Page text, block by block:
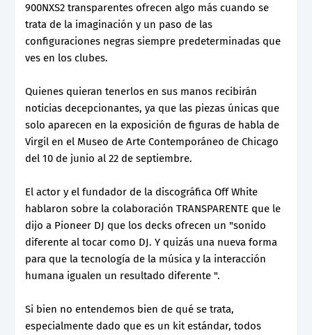
900NXS2 transparentes ofrecen algo más cuando se
trata de la imaginación y un paso de las
configuraciones negras siempre predeterminadas que
ves en los clubes.
Quienes quieran tenerlos en sus manos recibirán
noticias decepcionantes, ya que las piezas únicas que
solo aparecen en la exposición de figuras de habla de
Virgil en el Museo de Arte Contemporáneo de Chicago
del 10 de junio al 22 de septiembre.
El actor y el fundador de la discográfica Off White
hablaron sobre la colaboración TRANSPARENTE que le
dijo a Pioneer DJ que los decks ofrecen un "sonido
diferente al tocar como DJ. Y quizás una nueva forma
para que la tecnología de la música y la interacción
humana igualen un resultado diferente ".
Si bien no entendemos bien de qué se trata,
especialmente dado que es un kit estándar, todos